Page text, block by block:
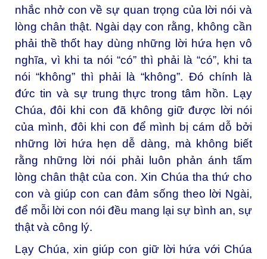
nhắc nhở con về sự quan trọng của lời nói và
lòng chân thật. Ngài dạy con rằng, không cần
phải thề thốt hay dùng những lời hứa hẹn vô
nghĩa, vì khi ta nói “có” thì phải là “có”, khi ta
nói “không” thì phải là “không”. Đó chính là
đức tin và sự trung thực trong tâm hồn. Lạy
Chúa, đôi khi con đã không giữ được lời nói
của mình, đôi khi con để mình bị cám dỗ bởi
những lời hứa hẹn dễ dàng, mà không biết
rằng những lời nói phải luôn phản ánh tấm
lòng chân thật của con. Xin Chúa tha thứ cho
con và giúp con can đảm sống theo lời Ngài,
để mỗi lời con nói đều mang lại sự bình an, sự
thật và công lý.
Lạy Chúa, xin giúp con giữ lời hứa với Chúa